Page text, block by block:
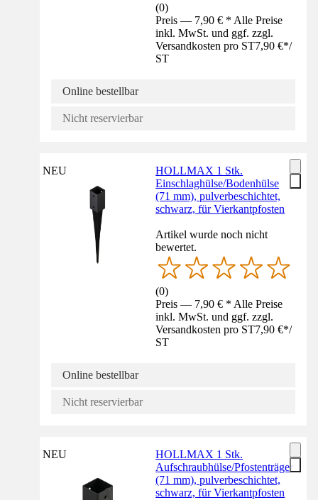
(0)
Preis — 7,90 € * Alle Preise
inkl. MwSt. und ggf. zzgl.
Versandkosten pro ST7,90 €*/
ST
Online bestellbar
Nicht reservierbar
NEU
HOLLMAX 1 Stk.
Einschlaghülse/Bodenhülse
(71 mm), pulverbeschichtet,
schwarz, für Vierkantpfosten
Artikel wurde noch nicht
bewertet.
(0)
Preis — 7,90 € * Alle Preise
inkl. MwSt. und ggf. zzgl.
Versandkosten pro ST7,90 €*/
ST
Online bestellbar
Nicht reservierbar
NEU
HOLLMAX 1 Stk.
Aufschraubhülse/Pfostenträger
(71 mm), pulverbeschichtet,
schwarz, für Vierkantpfosten